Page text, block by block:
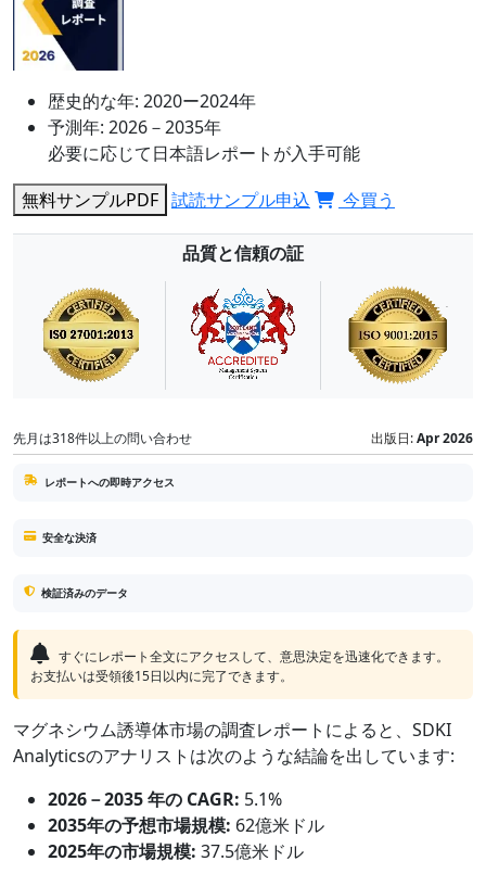
歴史的な年: 2020ー2024年
予測年: 2026－2035年
必要に応じて日本語レポートが入手可能
無料サンプルPDF 試読サンプル申込 今買う
品質と信頼の証
先月は318件以上の問い合わせ 出版日:Apr 2026
レポートへの即時アクセス
安全な決済
検証済みのデータ
すぐにレポート全文にアクセスして、意思決定を迅速化できます。
お支払いは受領後15日以内に完了できます。
マグネシウム誘導体市場の調査レポートによると、SDKI
Analyticsのアナリストは次のような結論を出しています:
2026－2035 年の CAGR: 5.1%
2035年の予想市場規模: 62億米ドル
2025年の市場規模: 37.5億米ドル